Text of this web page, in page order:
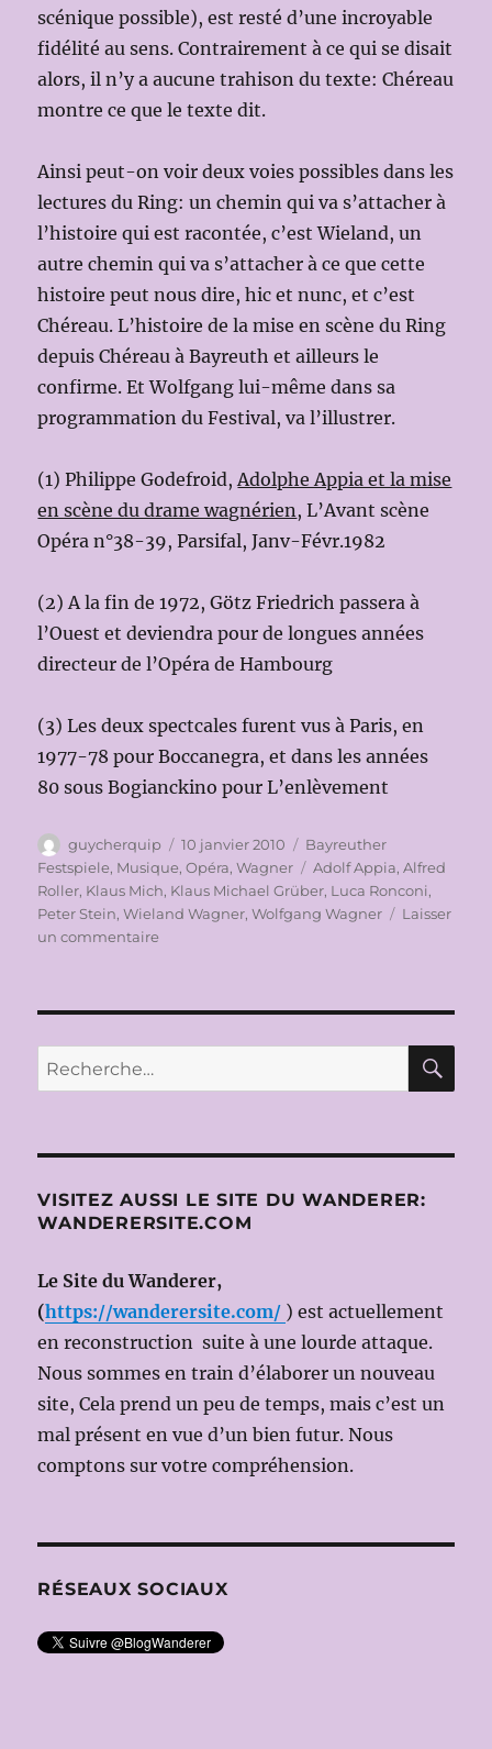
scénique possible), est resté d’une incroyable
fidélité au sens. Contrairement à ce qui se disait
alors, il n’y a aucune trahison du texte: Chéreau
montre ce que le texte dit.
Ainsi peut-on voir deux voies possibles dans les
lectures du Ring: un chemin qui va s’attacher à
l’histoire qui est racontée, c’est Wieland, un
autre chemin qui va s’attacher à ce que cette
histoire peut nous dire, hic et nunc, et c’est
Chéreau. L’histoire de la mise en scène du Ring
depuis Chéreau à Bayreuth et ailleurs le
confirme. Et Wolfgang lui-même dans sa
programmation du Festival, va l’illustrer.
(1) Philippe Godefroid,Adolphe Appia et la mise
en scène du drame wagnérien, L’Avant scène
Opéra n°38-39, Parsifal, Janv-Févr.1982
(2) A la fin de 1972, Götz Friedrich passera à
l’Ouest et deviendra pour de longues années
directeur de l’Opéra de Hambourg
(3) Les deux spectcales furent vus à Paris, en
1977-78 pour Boccanegra, et dans les années
80 sous Bogianckino pour L’enlèvement
Auteur
guycherquip
Publié
le
10 janvier 2010 Catégories
Bayreuther
Festspiele, Musique,Opéra,Wagner Étiquettes
Adolf Appia,Alfred
Roller, Klaus Mich, Klaus Michael Grüber, Luca Ronconi,
Peter Stein,Wieland Wagner,Wolfgang Wagner
Laisser
un commentairesur
en
Richard
WAGNER
/(1)
racines
Recherche
pour :
VISITEZ AUSSI LE SITE DU WANDERER:
WANDERERSITE.COM
Le Site du Wanderer,
(https://wanderersite.com/ ) est actuellement
en reconstruction suite à une lourde attaque.
Nous sommes en train d’élaborer un nouveau
site, Cela prend un peu de temps, mais c’est un
mal présent en vue d’un bien futur. Nous
comptons sur votre compréhension.
RÉSEAUX SOCIAUX